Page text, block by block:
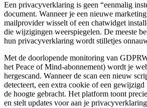
Een privacyverklaring is geen “eenmalig
document. Wanneer je een nieuwe
mailprovider wisselt of een chatwidget
die wijzigingen weerspiegelen. De meeste
hun privacyverklaring wordt stilletjes
Met de doorlopende monitoring van
het Peace of Mind-abonnement) wordt je
hergescand. Wanneer de scan een nieuw
detecteert, een extra cookie of een
de hoogte gebracht. Het platform toont
en stelt updates voor aan je